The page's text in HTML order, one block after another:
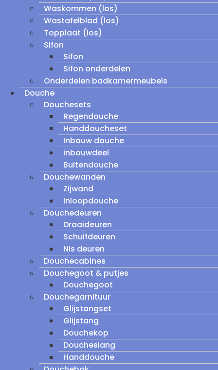
Waskommen (los)
Wastafelblad (los)
Topplaat (los)
Sifon
Sifon
Sifon onderdelen
Onderdelen badkamermeubels
Douche
Douchesets
Regendouche
Handdoucheset
Inbouw douche
inbouwdeel
Buitendouche
Douchewanden
Zijwand
Inloopdouche
Douchedeuren
Draaideuren
Schuifdeuren
Nis deuren
Douchecabines
Douchegoot & putjes
Douchegoot
Douchegarnituur
Glijstangset
Glijstang
Douchekop
Doucheslang
Handdouche